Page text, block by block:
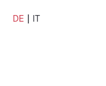
DE IT